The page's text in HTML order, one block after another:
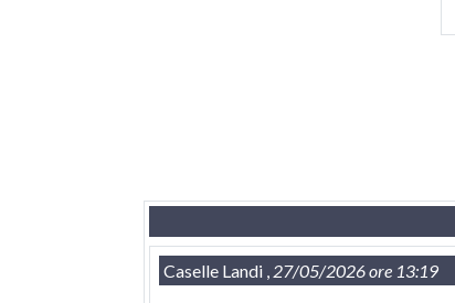
Caselle Landi , 27/05/2026 ore 13:19